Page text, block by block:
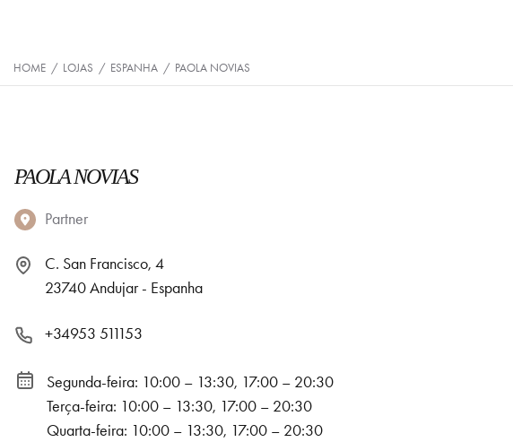
HOME / LOJAS / ESPANHA / PAOLA NOVIAS
PAOLA NOVIAS
Partner
C. San Francisco, 4
23740 Andujar - Espanha
+34953 511153
Segunda-feira: 10:00 – 13:30, 17:00 – 20:30
Terça-feira: 10:00 – 13:30, 17:00 – 20:30
Quarta-feira: 10:00 – 13:30, 17:00 – 20:30